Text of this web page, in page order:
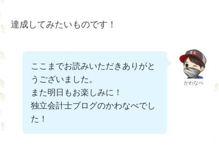
達成してみたいものです！
かわなべ
ここまでお読みいただきありがと
うございました。
また明日もお楽しみに！
独立会計士ブログのかわなべでし
た！